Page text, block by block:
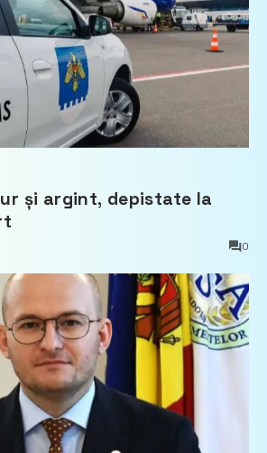
și argint, depistate la
0